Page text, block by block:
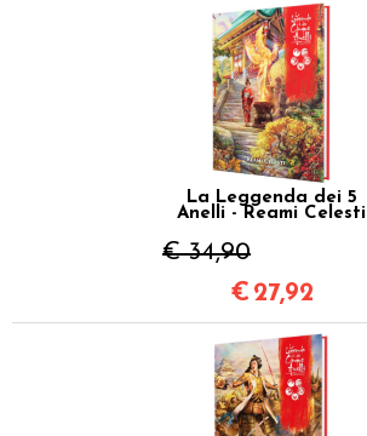
La Leggenda dei 5
Anelli - Reami Celesti
€ 34,90
€ 27,92